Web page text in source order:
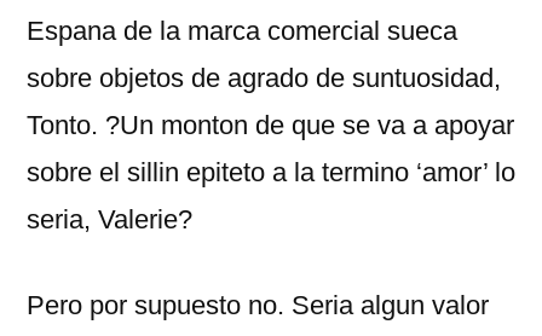
Espana de la marca comercial sueca
sobre objetos de agrado de suntuosidad,
Tonto. ?Un monton de que se va a apoyar
sobre el silli­n epiteto a la termino ‘amor’ lo
seri­a, Valerie?
Pero por supuesto no. Seri­a algun valor